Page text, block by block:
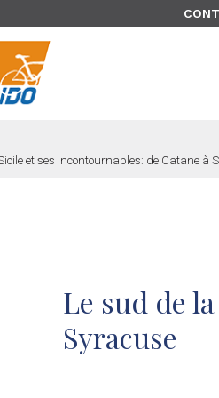
et ses incontournables: de Catane à
Le sud de
Syracuse